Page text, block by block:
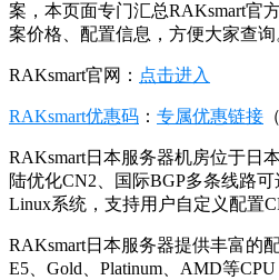
案，本页面专门汇总RAKsmart官
案价格、配置信息，方便大家查询
RAKsmart官网： 点击进入
RAKsmart优惠码 ： 专属优惠链接
RAKsmart日本服务器机房位于日
陆优化CN2、国际BGP多条线路
Linux系统，支持用户自定义配置
RAKsmart日本服务器提供丰富的
E5、Gold、Platinum、AMD等